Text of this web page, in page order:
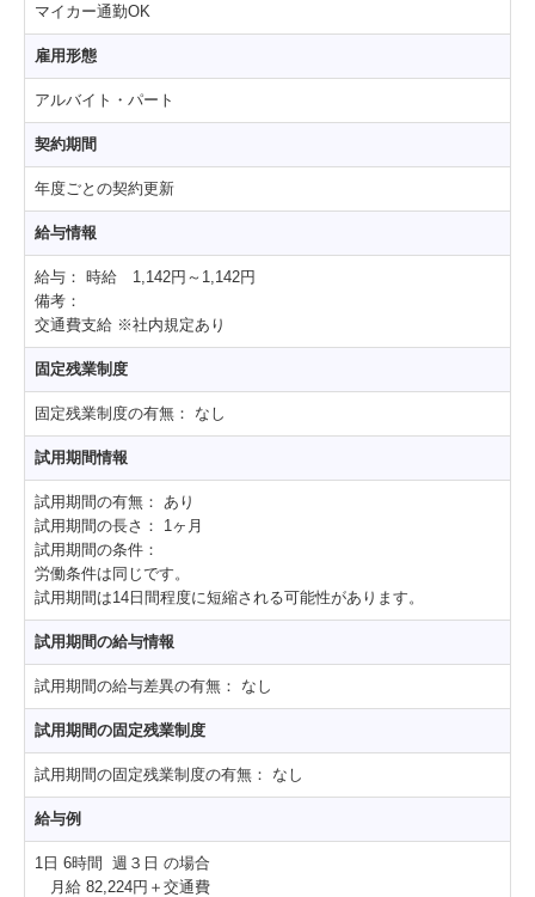
マイカー通勤OK
雇用形態
アルバイト・パート
契約期間
年度ごとの契約更新
給与情報
給与： 時給 1,142円～1,142円
備考：
交通費支給 ※社内規定あり
固定残業制度
固定残業制度の有無： なし
試用期間情報
試用期間の有無： あり
試用期間の長さ： 1ヶ月
試用期間の条件：
労働条件は同じです。
試用期間は14日間程度に短縮される可能性があります。
試用期間の給与情報
試用期間の給与差異の有無： なし
試用期間の固定残業制度
試用期間の固定残業制度の有無： なし
給与例
1日 6時間 週３日 の場合
月給 82,224円＋交通費